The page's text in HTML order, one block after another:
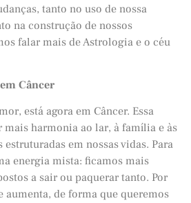
tanto no uso de nossa
na construção de nossos
falar mais de Astrologia e o céu
Câncer
está agora em Câncer. Essa
mais harmonia ao lar, à família e às
em nossas vidas. Para
energia mista: ficamos mais
a sair ou paquerar tanto. Por
aumenta, de forma que queremos